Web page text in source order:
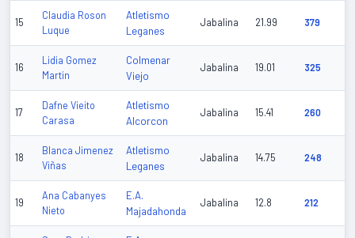
15
Claudia Roson
Luque
Atletismo
Leganes
Jabalina 21.99 379
16
Lidia Gomez
Martin
Colmenar
Viejo
Jabalina 19.01 325
17
Dafne Vieito
Carasa
Atletismo
Alcorcon
Jabalina 15.41 260
18
Blanca Jimenez
Viñas
Atletismo
Leganes
Jabalina 14.75 248
19
Ana Cabanyes
Nieto
E.A.
Majadahonda
Jabalina 12.8 212